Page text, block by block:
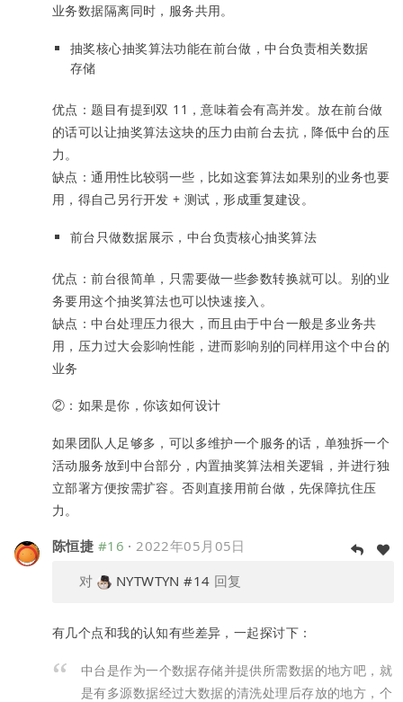
业务数据隔离同时，服务共用。
抽奖核心抽奖算法功能在前台做，中台负责相关数据
存储
优点：题目有提到双 11，意味着会有高并发。放在前台做
的话可以让抽奖算法这块的压力由前台去抗，降低中台的压
力。
缺点：通用性比较弱一些，比如这套算法如果别的业务也要
用，得自己另行开发 + 测试，形成重复建设。
前台只做数据展示，中台负责核心抽奖算法
优点：前台很简单，只需要做一些参数转换就可以。别的业
务要用这个抽奖算法也可以快速接入。
缺点：中台处理压力很大，而且由于中台一般是多业务共
用，压力过大会影响性能，进而影响别的同样用这个中台的
业务
②：如果是你，你该如何设计
如果团队人足够多，可以多维护一个服务的话，单独拆一个
活动服务放到中台部分，内置抽奖算法相关逻辑，并进行独
立部署方便按需扩容。否则直接用前台做，先保障抗住压
力。
陈恒捷 #16 ·2022年05月05日
对
NYTWTYN #14 回复
有几个点和我的认知有些差异，一起探讨下：
中台是作为一个数据存储并提供所需数据的地方吧，就
是有多源数据经过大数据的清洗处理后存放的地方，个